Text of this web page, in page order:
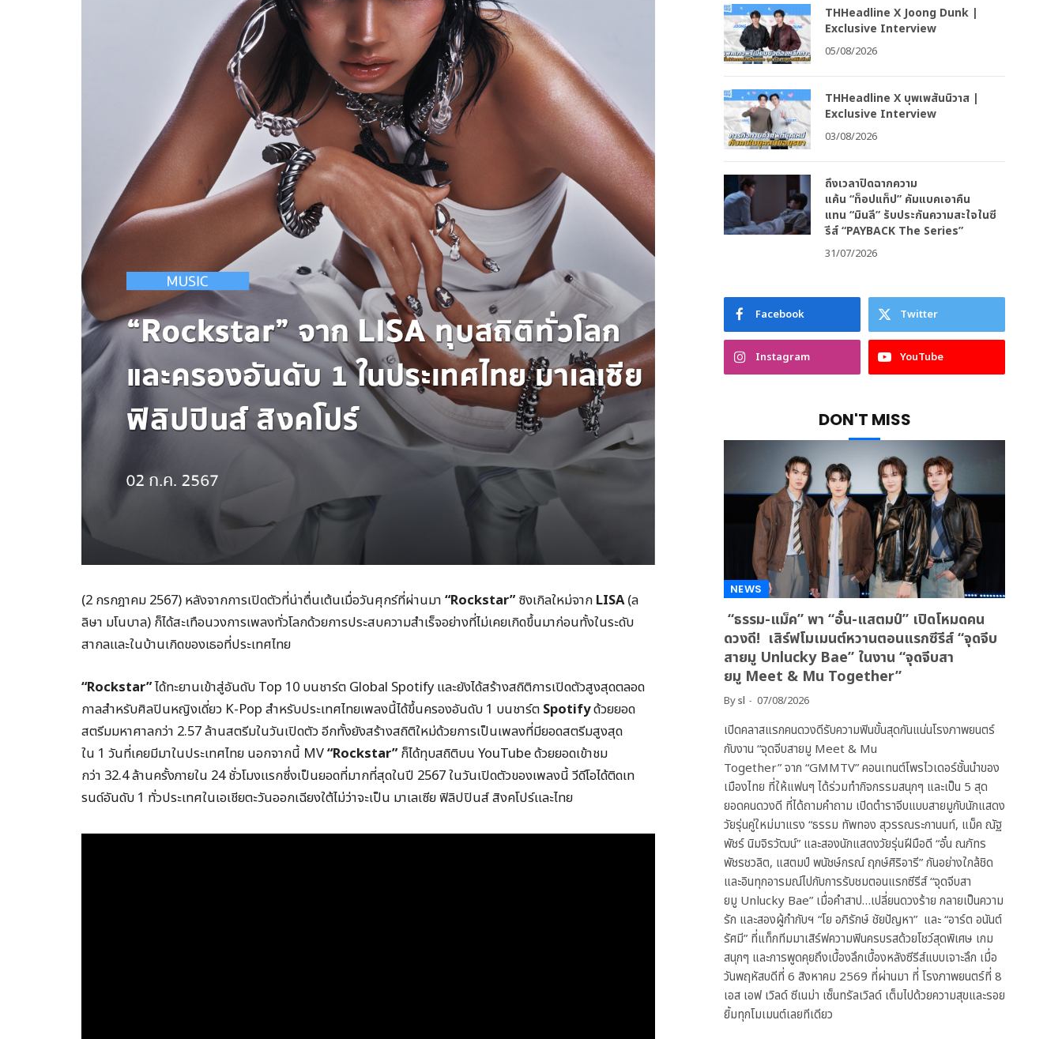
(2 กรกฎาคม 2567) หลังจากการเปิดตัวที่น่าตื่นเต้นเมื่อวันศุกร์ที่ผ่านมา “Rockstar” ซิงเกิลใหม่จาก LISA(ล
ลิษา มโนบาล) ก็ได้สะเทือนวงการเพลงทั่วโลกด้วยการประสบความสำเร็จอย่างที่ไม่เคยเกิดขึ้นมาก่อนทั้งในระดับ
สากลและในบ้านเกิดของเธอที่ประเทศไทย
“Rockstar”ได้ทะยานเข้าสู่อันดับ Top 10 บนชาร์ต Global Spotify และยังได้สร้างสถิติการเปิดตัวสูงสุดตลอด
กาลสำหรับศิลปินหญิงเดี่ยว K-Pop สำหรับประเทศไทยเพลงนี้ได้ขึ้นครองอันดับ 1 บนชาร์ต Spotifyด้วยยอด
สตรีมมหาศาลกว่า 2.57 ล้านสตรีมในวันเปิดตัว อีกทั้งยังสร้างสถิติใหม่ด้วยการเป็นเพลงที่มียอดสตรีมสูงสุด
ใน 1 วันที่เคยมีมาในประเทศไทย นอกจากนี้ MV“Rockstar” ก็ได้ทุบสถิติบน YouTube ด้วยยอดเข้าชม
กว่า 32.4 ล้านครั้งภายใน 24 ชั่วโมงแรกซึ่งเป็นยอดที่มากที่สุดในปี 2567 ในวันเปิดตัวของเพลงนี้ วีดีโอได้ติดเท
รนด์อันดับ 1 ทั่วประเทศในเอเชียตะวันออกเฉียงใต้ไม่ว่าจะเป็น มาเลเซีย ฟิลิปปินส์ สิงคโปร์และไทย
THHeadline X Joong Dunk |
Exclusive Interview
05/08/2026
THHeadline X บุพเพสันนิวาส |
Exclusive Interview
03/08/2026
ถึงเวลาปิดฉากความ
แค้น “ท็อปแท็ป” คัมแบคเอาคืน
แทน “มินลี” รับประกันความสะใจในซี
รีส์ “PAYBACK The Series”
31/07/2026
Facebook Twitter
Instagram YouTube
DON'T MISS
NEWS
“ธรรม-แม็ค” พา “อั๋น-แสตมป์” เปิดโหมดคน
ดวงดี! เสิร์ฟโมเมนต์หวานตอนแรกซีรีส์ “จุดจีบ
สายมู Unlucky Bae” ในงาน “จุดจีบสา
ยมู Meet & Mu Together”
Bysl 07/08/2026
เปิดคลาสแรกคนดวงดีรับความฟินขั้นสุดกันแน่นโรงภาพยนตร์
กับงาน “จุดจีบสายมู Meet & Mu
Together” จาก “GMMTV” คอนเทนต์โพรไวเดอร์ชั้นนำของ
เมืองไทย ที่ให้แฟนๆ ได้ร่วมทำกิจกรรมสนุกๆ และเป็น 5 สุด
ยอดคนดวงดี ที่ได้ถามคำถาม เปิดตำราจีบแบบสายมูกับนักแสดง
วัยรุ่นคู่ใหม่มาแรง “ธรรม ทัพทอง สุวรรณระกานนท์, แม็ค ณัฐ
พัชร์ นิมจิรวัฒน์” และสองนักแสดงวัยรุ่นฝีมือดี “อั๋น ณภัทร
พัชรชวลิต, แสตมป์ พนัชษ์กรณ์ ฤกษ์ศิริอารี” กันอย่างใกล้ชิด
และอินทุกอารมณ์ไปกับการรับชมตอนแรกซีรีส์ “จุดจีบสา
ยมู Unlucky Bae” เมื่อคำสาป…เปลี่ยนดวงร้าย กลายเป็นความ
รัก และสองผู้กำกับฯ “โย อภิรักษ์ ชัยปัญหา” และ “อาร์ต อนันต์
รัศมี” ที่แท็กทีมมาเสิร์ฟความฟินครบรสด้วยโชว์สุดพิเศษ เกม
สนุกๆ และการพูดคุยถึงเบื้องลึกเบื้องหลังซีรีส์แบบเจาะลึก เมื่อ
วันพฤหัสบดีที่ 6 สิงหาคม 2569 ที่ผ่านมา ที่ โรงภาพยนตร์ที่ 8
เอส เอฟ เวิลด์ ซีเนม่า เซ็นทรัลเวิลด์ เต็มไปด้วยความสุขและรอย
ยิ้มทุกโมเมนต์เลยทีเดียว